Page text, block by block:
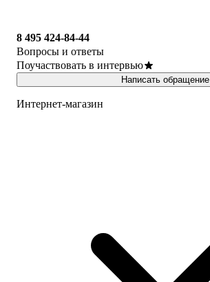
8 495 424-84-44
Вопросы и ответы
Поучаствовать в интервью
Написать обращение
Интернет-магазин